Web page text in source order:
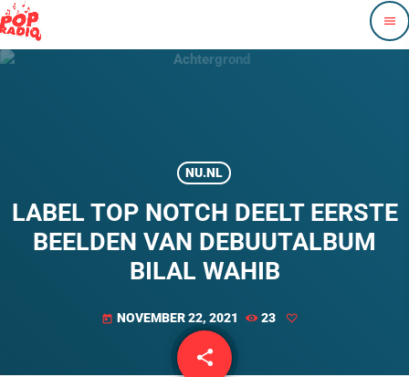
menu
NU.NL
LABEL TOP NOTCH DEELT EERSTE
BEELDEN VAN DEBUUTALBUM
BILAL WAHIB
today NOVEMBER 22, 2021 23
share
email